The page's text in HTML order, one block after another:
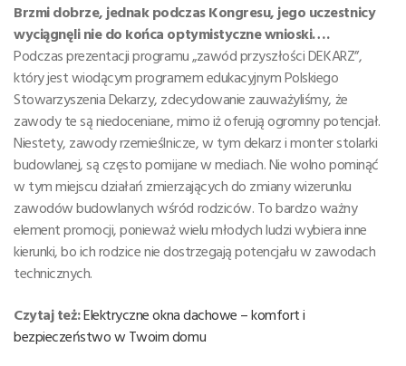
Brzmi dobrze, jednak podczas Kongresu, jego uczestnicy
wyciągnęli nie do końca optymistyczne wnioski….
Podczas prezentacji programu „zawód przyszłości DEKARZ”,
który jest wiodącym programem edukacyjnym Polskiego
Stowarzyszenia Dekarzy, zdecydowanie zauważyliśmy, że
zawody te są niedoceniane, mimo iż oferują ogromny potencjał.
Niestety, zawody rzemieślnicze, w tym dekarz i monter stolarki
budowlanej, są często pomijane w mediach. Nie wolno pominąć
w tym miejscu działań zmierzających do zmiany wizerunku
zawodów budowlanych wśród rodziców. To bardzo ważny
element promocji, ponieważ wielu młodych ludzi wybiera inne
kierunki, bo ich rodzice nie dostrzegają potencjału w zawodach
technicznych.
Czytaj też:Elektryczne okna dachowe – komfort i
bezpieczeństwo w Twoim domu